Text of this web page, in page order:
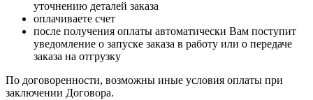
уточнению деталей заказа
оплачиваете счет
после получения оплаты автоматически Вам поступит
уведомление о запуске заказа в работу или о передаче
заказа на отгрузку
По договоренности, возможны иные условия оплаты при
заключении Договора.